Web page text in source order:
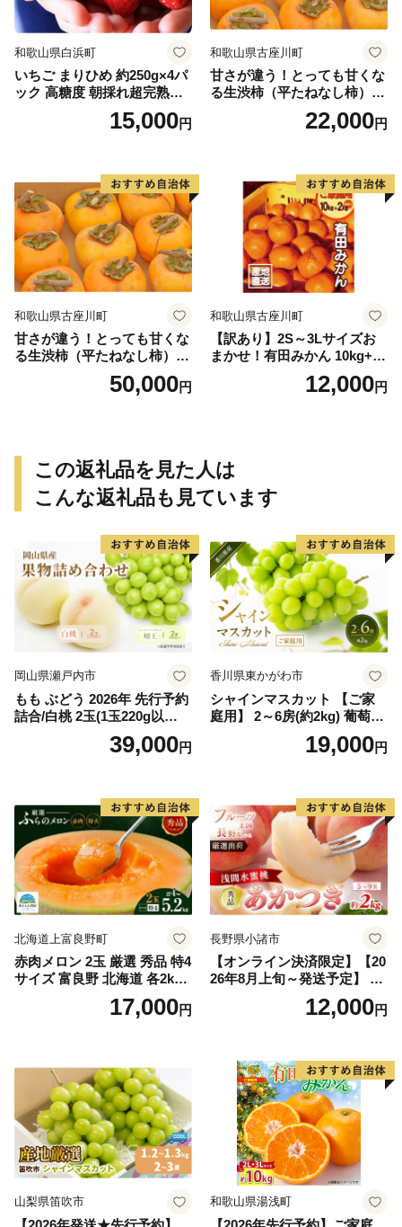
和歌山県白浜町
いちご まりひめ 約250g×4パ
ック 高糖度 朝採れ超完熟ま
りひめ 1月以降発送分
15,000円
和歌山県古座川町
甘さが違う！とっても甘くな
る生渋柿（平たねなし柿）吊
ップ付約4.5～5kg 約24～30
22,000円
和歌山県古座川町
甘さが違う！とっても甘くな
る生渋柿（平たねなし柿）吊
ップ付約14.5～15kg 約60～
50,000円
和歌山県古座川町
【訳あり】2S～3Lサイズお
まかせ！有田みかん 10kg+2k
g保証分 11月から12月下旬ま
でに順次発送致します。 / 訳
12,000円
この返礼品を見た人は
こんな返礼品も見ています
岡山県瀬戸内市
もも ぶどう 2026年 先行予約
詰合/白桃 2玉(1玉220g以
上)・シャインマスカット 晴
39,000円
香川県東かがわ市
シャインマスカット 【ご家
庭用】 2～6房(約2kg) 葡萄 ぶ
どう ブドウ フルーツ 果物 く
だもの 果実 旬の果物 旬のフ
19,000円
北海道上富良野町
赤肉メロン 2玉 厳選 秀品 特4
サイズ 富良野 北海道 各2kg
～2.6kg 2玉 セット ファーム
富良野 メロン めろん 果物 く
17,000円
長野県小諸市
【オンライン決済限定】【20
26年8月上旬～発送予定】 先
行予約 「浅間水蜜桃プレミ
アム」 もも あかつき 秀品 約
果肉 長野県産 小諸市
12,000円
山梨県笛吹市 和歌山県湯浅町